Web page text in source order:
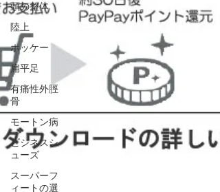
頭の整体
陸上
ホッケー
扁平足
有痛性外脛
骨
モートン病
ビジネスシ
ューズ
スーパーフ
ィートの選